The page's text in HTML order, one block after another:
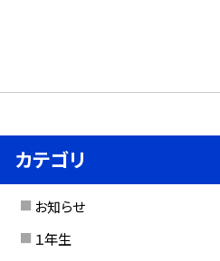
カテゴリ
お知らせ
１年生